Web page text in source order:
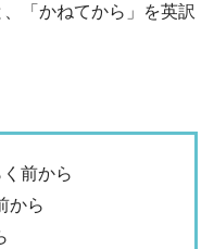
「かねてから」を英訳
く前から
から